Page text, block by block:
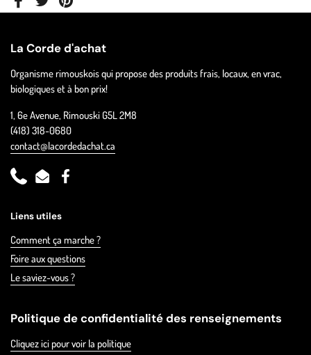
FacebookTwitterPinterest
La Corde d'achat
Organisme rimouskois qui propose des produits frais, locaux, en vrac,
biologiques et à bon prix!
1, 6e Avenue, Rimouski G5L 2M8
(418) 318-0680
contact@lacordedachat.ca
PhoneEmailFacebook
Liens utiles
Comment ça marche ?
Foire aux questions
Le saviez-vous ?
Politique de confidentialité des renseignements
Cliquez ici pour voir la politique